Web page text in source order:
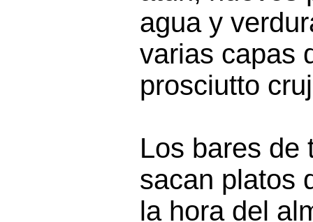
agua y
varias capas
prosciutto
Los bares de
sacan platos
la hora del